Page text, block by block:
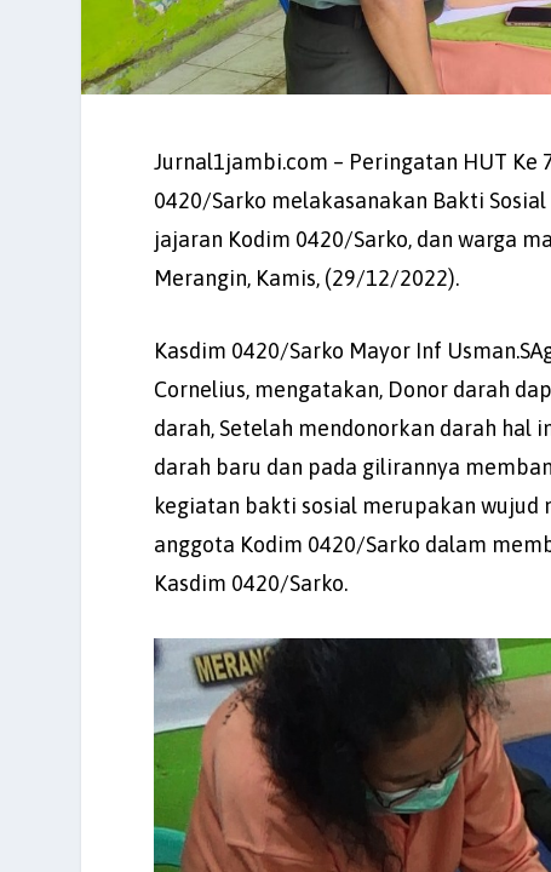
Jurnal1jambi.com – Peringatan HUT Ke
0420/Sarko melakasanakan Bakti
jajaran Kodim 0420/Sarko, dan warga
Merangin, Kamis, (29/12/2022).
Kasdim 0420/Sarko Mayor Inf
Cornelius, mengatakan, Donor darah
darah, Setelah mendonorkan darah hal
darah baru dan pada gilirannya
kegiatan bakti sosial merupakan wujud
anggota Kodim 0420/Sarko dalam
Kasdim 0420/Sarko.